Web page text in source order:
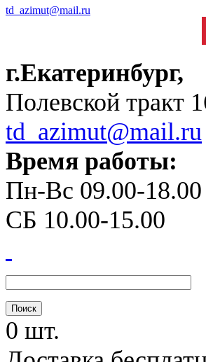
td_azimut@mail.ru
г.Екатеринбург,
Полевской тракт
td_azimut@mail.ru
Время работы:
Пн-Вс 09.00-18.00
СБ 10.00-15.00
0 шт.